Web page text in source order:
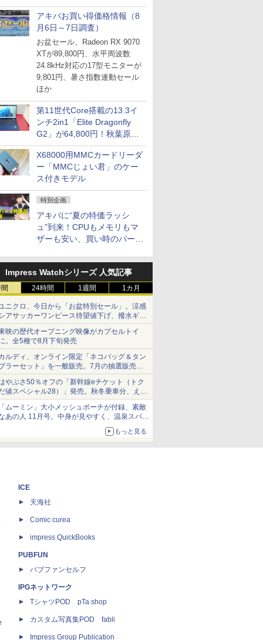
アキバお買い得価格情報（8
月6日～7日調査）
お盆セール、Radeon RX 9070
XTが89,800円、水平周波数
24.8kHz対応の17型モニターが
9,801円、暑さ指数連動セール
ほか
第11世代Core搭載の13.3イ
ンチ2in1「Elite Dragonfly
G2」が64,800円！秋葉原で
中古PCセール
X68000用MMCカードリーダ
ー「MMCじょい君」のケー
ス付きモデル
特別企画
アキバに“夏の特価ラッシ
ュ”到来！CPUもメモリもマ
ザーも安い、買い時のパーツ
Impress Watchシリーズ 人気記事
24時間 1週間 1カ月
ニクロ、今日から「お盆特別セール」。涼感
アサッカーワンピース待望値下げ、撥水ギア
ョーツは1990円に
映の歴代オープニング映像がカプセルトイ
。全5種で8月下旬発売
ルディ、オンライン限定「ネコバッグ＆タン
ラーセット」を一般販売。7月の抽選販売の
選無効分
やぶさ50％オフの「新幹線eチケット（トク
値スペシャル28）」発売。秋冬乗車分、えき
っと限定
ムーミン」大小メッシュポーチが付録、素敵
あの人 11月号。中身が見やすく、温泉スパに
もっと見る
ICE
天海社
Comic curea
impress QuickBooks
PUBFUN
パブファンセルフ
IPGネットワーク
TシャツPOD pTa.shop
カスタム写真集POD fabli
Impress Group Publication